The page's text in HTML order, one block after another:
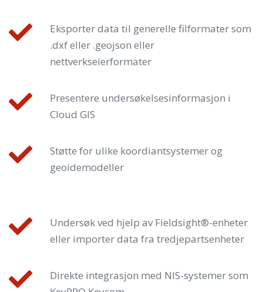
Eksporter data til generelle filformater som
.dxf eller .geojson eller
nettverkseierformater
Presentere undersøkelsesinformasjon i
Cloud GIS
Støtte for ulike koordiantsystemer og
geoidemodeller
Undersøk ved hjelp av Fieldsight®-enheter
eller importer data fra tredjepartsenheter
Direkte integrasjon med NIS-systemer som